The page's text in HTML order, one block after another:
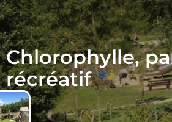
Chlorophylle,
récréatif